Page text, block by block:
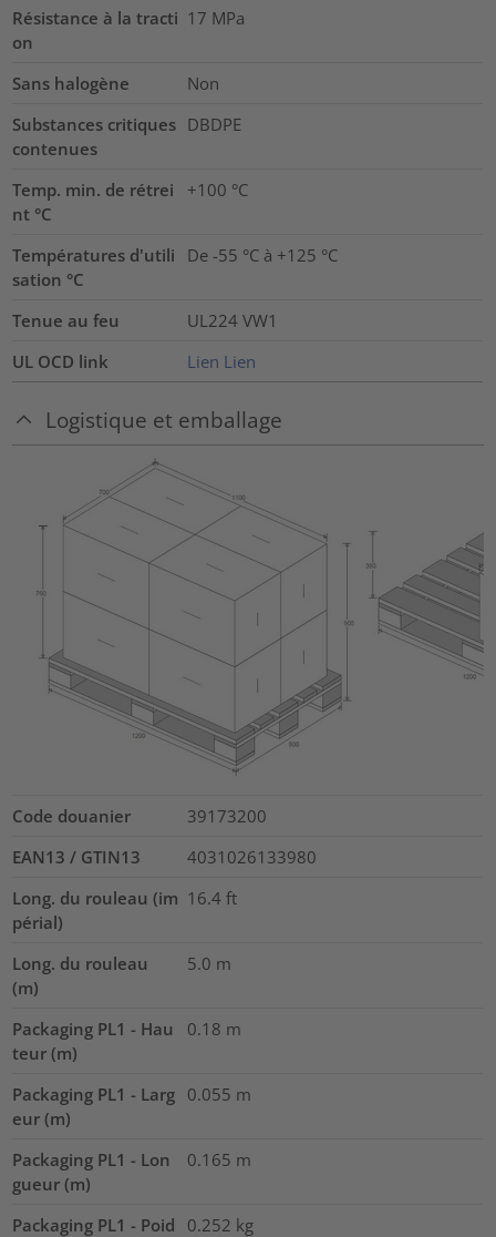
Résistance à la tracti
on
17 MPa
Sans halogène
Non
Substances critiques
contenues
DBDPE
Temp. min. de rétrei
nt °C
+100 °C
Températures d'utili
sation °C
De -55 °C à +125 °C
Tenue au feu
UL224 VW1
UL OCD link
Lien Lien
Logistique et emballage
Code douanier
39173200
EAN13 / GTIN13
4031026133980
Long. du rouleau (im
périal)
16.4 ft
Long. du rouleau
(m)
5.0 m
Packaging PL1 - Hau
teur (m)
0.18 m
Packaging PL1 - Larg
eur (m)
0.055 m
Packaging PL1 - Lon
gueur (m)
0.165 m
Packaging PL1 - Poid 0.252 kg